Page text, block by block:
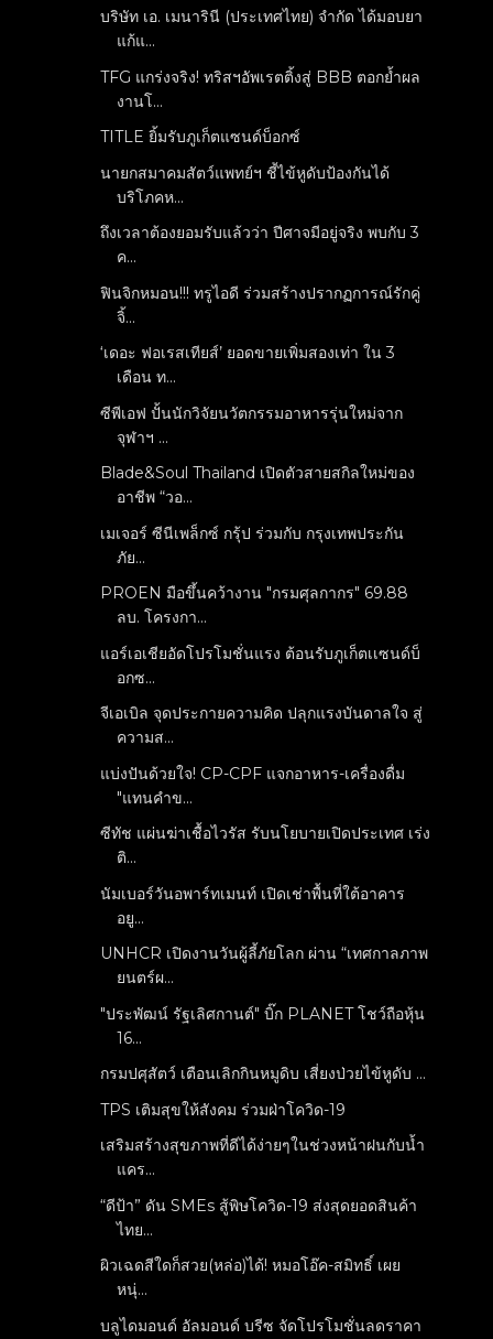
บริษัท เอ. เมนารินี (ประเทศไทย) จำกัด ได้มอบยา
แก้แ...
TFG แกร่งจริง! ทริสฯอัพเรตติ้งสู่ BBB ตอกย้ำผล
งานโ...
TITLE ยิ้มรับภูเก็ตแซนด์บ็อกซ์
นายกสมาคมสัตว์แพทย์ฯ ชี้ไข้หูดับป้องกันได้
บริโภคห...
ถึงเวลาต้องยอมรับแล้วว่า ปีศาจมีอยู่จริง พบกับ 3
ค...
ฟินจิกหมอน!!! ทรูไอดี ร่วมสร้างปรากฏการณ์รักคู่
จิ้...
‘เดอะ ฟอเรสเทียส์’ ยอดขายเพิ่มสองเท่า ใน 3
เดือน ท...
ซีพีเอฟ ปั้นนักวิจัยนวัตกรรมอาหารรุ่นใหม่จาก
จุฬาฯ ...
Blade&Soul Thailand เปิดตัวสายสกิลใหม่ของ
อาชีพ “วอ...
เมเจอร์ ซีนีเพล็กซ์ กรุ้ป ร่วมกับ กรุงเทพประกัน
ภัย...
PROEN มือขึ้นคว้างาน "กรมศุลกากร" 69.88
ลบ. โครงกา...
แอร์เอเชียอัดโปรโมชั่นแรง ต้อนรับภูเก็ตเเซนด์บ็
อกซ...
จีเอเบิล จุดประกายความคิด ปลุกแรงบันดาลใจ สู่
ความส...
แบ่งปันด้วยใจ! CP-CPF แจกอาหาร-เครื่องดื่ม
"แทนคำข...
ซีทัช แผ่นฆ่าเชื้อไวรัส รับนโยบายเปิดประเทศ เร่ง
ติ...
นัมเบอร์วันอพาร์ทเมนท์ เปิดเช่าพื้นที่ใต้อาคาร
อยู...
UNHCR เปิดงานวันผู้ลี้ภัยโลก ผ่าน “เทศกาลภาพ
ยนตร์ผ...
"ประพัฒน์ รัฐเลิศกานต์" บิ๊ก PLANET โชว์ถือหุ้น
16...
กรมปศุสัตว์ เตือนเลิกกินหมูดิบ เสี่ยงป่วยไข้หูดับ ...
TPS เติมสุขให้สังคม ร่วมฝ่าโควิด-19
เสริมสร้างสุขภาพที่ดีได้ง่ายๆในช่วงหน้าฝนกับน้ำ
แคร...
“ดีป้า” ดัน SMEs สู้พิษโควิด-19 ส่งสุดยอดสินค้า
ไทย...
ผิวเฉดสีใดก็สวย(หล่อ)ได้! หมอโอ๊ค-สมิทธิ์ เผย
หนุ่...
บลูไดมอนด์ อัลมอนด์ บรีซ จัดโปรโมชั่นลดราคา